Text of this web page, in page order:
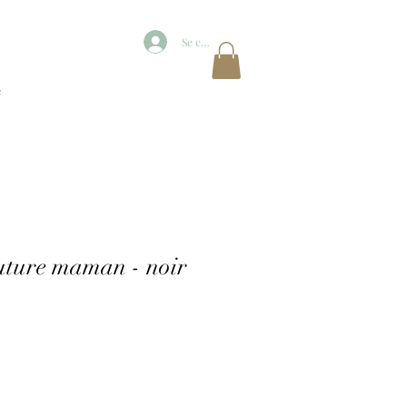
Se connecter
maman - noir